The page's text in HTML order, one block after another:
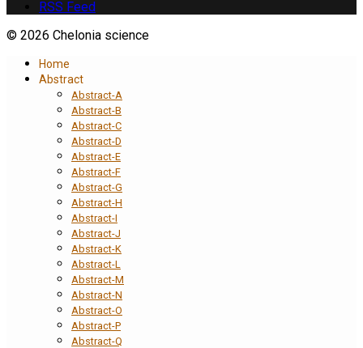
RSS Feed
© 2026 Chelonia science
Home
Abstract
Abstract-A
Abstract-B
Abstract-C
Abstract-D
Abstract-E
Abstract-F
Abstract-G
Abstract-H
Abstract-I
Abstract-J
Abstract-K
Abstract-L
Abstract-M
Abstract-N
Abstract-O
Abstract-P
Abstract-Q